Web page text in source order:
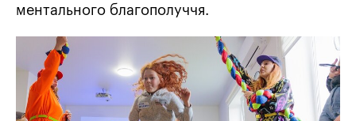
ментального благополуччя.